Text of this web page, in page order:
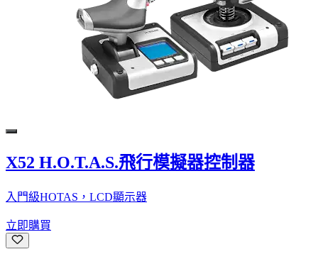
X52 H.O.T.A.S.飛行模擬器控制器
入門級HOTAS，LCD顯示器
立即購買